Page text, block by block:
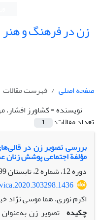
زن در فرهنگ و هنر
صفحه اصلی
فهرست مقالات
نویسنده =کشاورز افشار،
تعداد مقالات:
1
بررسی تصویر زن در
مؤلفة اجتماعی پوشش زنان
دوره 12، شماره 2، تابستان 1399، صفحه
اکرم نوری، هما موسی نژاد
چکیده تصویر زن